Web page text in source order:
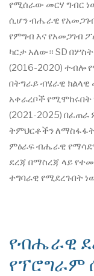
የሚሰራው መርሃ ግብር
ሲሆን ብሔራዊ
የምግብ እና የአመጋገብ
ካርታ አለው። SD
(2016-2020)
በትግራይ ብሄራዊ
አቀራረቦች
(2021-2025)
ትምህርቶችን ለማስፋፋት
ምዕራፍ ብሔራዊ
ደረጃ በማስረጃ ላይ
ተግባራዊ የሚደረጉበት
የብሔራዊ
የፕሮግራም